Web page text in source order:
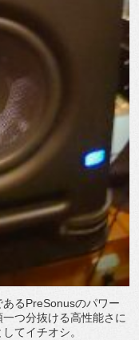
あるPreSonusのパワー
つ分抜ける高性能さに
てイチオシ。